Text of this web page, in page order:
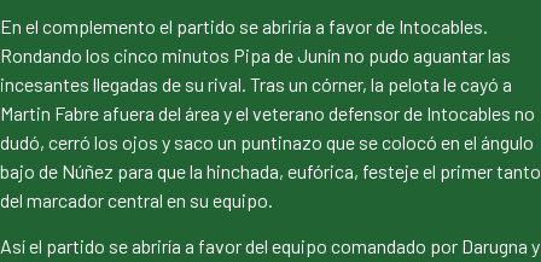
En el complemento el partido se abriría a favor de Intocables.
Rondando los cinco minutos Pipa de Junín no pudo aguantar las
incesantes llegadas de su rival. Tras un córner, la pelota le cayó a
Martin Fabre afuera del área y el veterano defensor de Intocables no
dudó, cerró los ojos y saco un puntinazo que se colocó en el ángulo
bajo de Núñez para que la hinchada, eufórica, festeje el primer tanto
del marcador central en su equipo.
Así el partido se abriría a favor del equipo comandado por Darugna y